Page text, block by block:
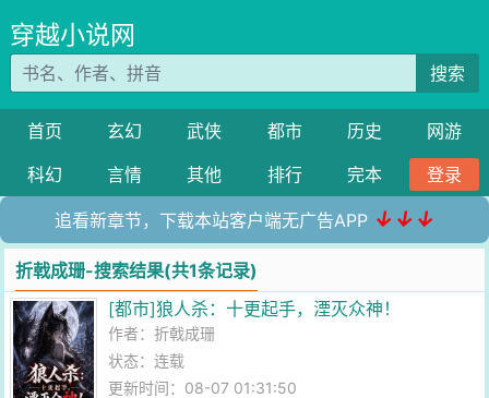
穿越小说网
搜索
首页 玄幻 武侠 都市 历史
网游
科幻
言情 其他 排行 完本 登录
追看新章节，下载本站客户端无广告APP ↓↓↓
折戟成珊-搜索结果(共1条记录)
[都市]狼人杀：十更起手，湮灭众神！
作者：折戟成珊
状态：连载
更新时间：08-07 01:31:50